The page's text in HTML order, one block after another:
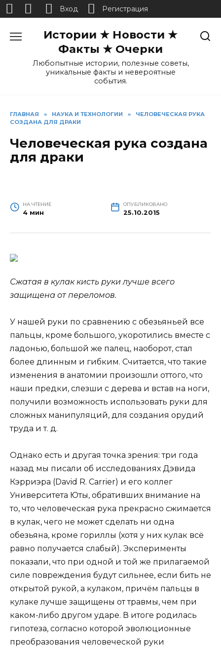
Истории ★ Новости ★
Факты ★ Очерки
Любопытные истории, полезные советы,
уникальные факты и невероятные
события.
ГЛАВНАЯ » НАУКА И ТЕХНОЛОГИИ »
ЧЕЛОВЕЧЕСКАЯ РУКА
СОЗДАНА ДЛЯ ДРАКИ
Человеческая рука создана
для драки
НА ЧТЕНИЕ
4 мин
ОПУБЛИКОВАНО
25.10.2015
Сжатая в кулак кисть руки лучше всего
защищена от переломов.
У нашей руки по сравнению с обезьяньей все
пальцы, кроме большого, укоротились вместе с
ладонью, большой же палец, наоборот, стал
более длинным и гибким. Считается, что такие
изменения в анатомии произошли оттого, что
наши предки, слезши с дерева и встав на ноги,
получили возможность использовать руки для
сложных манипуляций, для создания орудий
труда и т. д.
Однако есть и другая точка зрения: три года
назад мы писали об исследованиях Дэвида
Кэрриэра (David R. Carrier) и его коллег
Университета Юты, обративших внимание на
то, что человеческая рука прекрасно сжимается
в кулак, чего не может сделать ни одна
обезьяна, кроме гориллы (хотя у них кулак всё
равно получается слабый). Эксперименты
показали, что при одной и той же прилагаемой
силе повреждения будут сильнее, если бить не
открытой рукой, а кулаком, причём пальцы в
кулаке лучше защищены от травмы, чем при
каком-либо другом ударе. В итоге родилась
гипотеза, согласно которой эволюционные
преобразования человеческой руки
Вход Регистрация